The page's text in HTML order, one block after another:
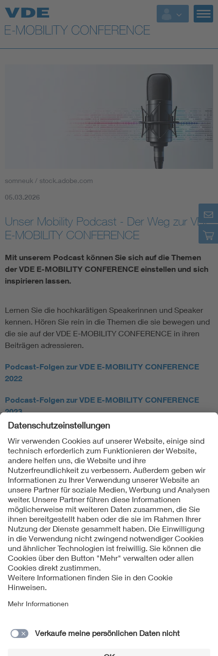
somneuk / stock.adobe.com
05.03.2026
Unser Mobility Podcast - Der Weg zur VDE
E-MOBILITY CONFERENCE
Mit unserem Podcast können Sie sich auf die Themen
der VDE E-MOBILITY CONFERENCE einstellen und sich
inspirieren lassen.
Lernen Sie die hochkarätigen Speakerinnen und Speaker
kennen. Hören Sie rein in die Themen die sie bewegen und
die sie auf der VDE E-MOBILITY CONFERENCE in ihren
Beiträgen adressieren.
Podcast-Folgen zur VDE E-MOBILITY CONFERENCE
2022
Podcast-Folgen zur VDE E-MOBILITY CONFERENCE
2023
Podcast-Folgen zur VDE E-MOBILITY CONFERENCE
2024
Folgen Sie uns
Kontakt und Informationen
Impressum
Datenschutzinformationen
Allgemeine Geschäftsbedingungen für Veranstaltungen des VDE